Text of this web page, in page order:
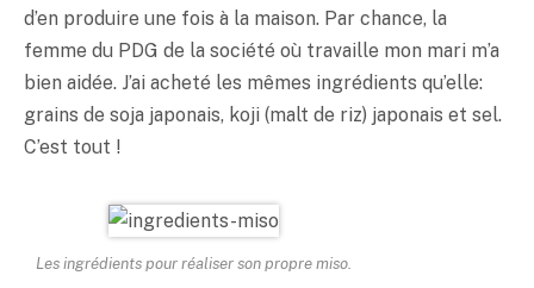
d’en produire une fois à la maison. Par chance, la
femme du PDG de la société où travaille mon mari m’a
bien aidée. J’ai acheté les mêmes ingrédients qu’elle:
grains de soja japonais, koji (malt de riz) japonais et sel.
C’est tout !
Les ingrédients pour réaliser son propremiso.